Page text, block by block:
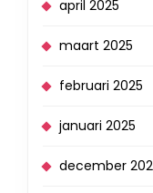
april 2025
maart 2025
februari 2025
januari 2025
december